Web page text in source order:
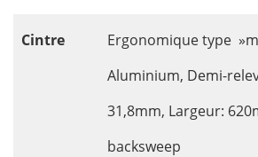
Cintre
Ergonomique type
Aluminium, Demi-
31,8mm, Largeur:
backsweep